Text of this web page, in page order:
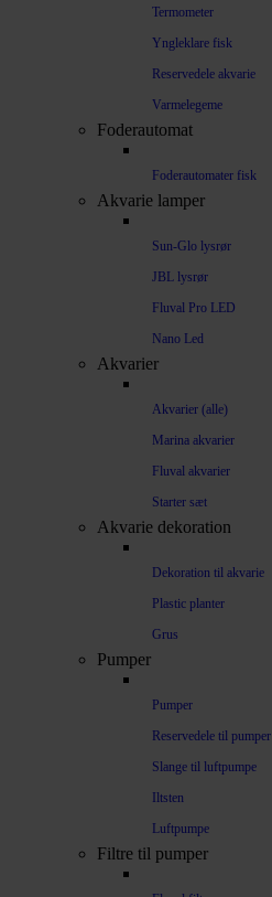
Termometer
Yngleklare fisk
Reservedele akvarie
Varmelegeme
Foderautomat
Foderautomater fisk
Akvarie lamper
Sun-Glo lysrør
JBL lysrør
Fluval Pro LED
Nano Led
Akvarier
Akvarier (alle)
Marina akvarier
Fluval akvarier
Starter sæt
Akvarie dekoration
Dekoration til akvarie
Plastic planter
Grus
Pumper
Pumper
Reservedele til pumper
Slange til luftpumpe
Iltsten
Luftpumpe
Filtre til pumper